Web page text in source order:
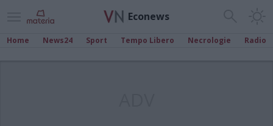
Econews
Home News24 Sport Tempo Libero Necrologie Radio